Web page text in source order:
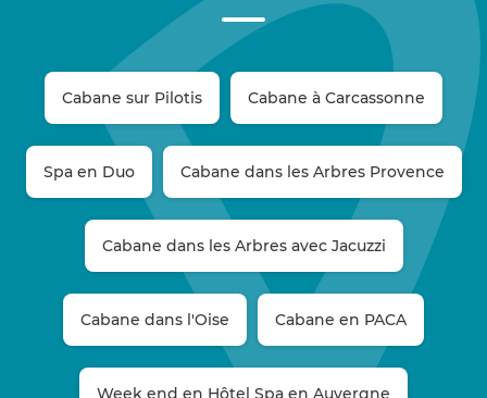
Cabane sur Pilotis Cabane à Carcassonne
Spa en Duo Cabane dans les Arbres Provence
Cabane dans les Arbres avec Jacuzzi
Cabane dans l'Oise Cabane en PACA
Week end en Hôtel Spa en Auvergne